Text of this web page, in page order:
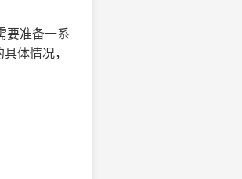
要准备一系
体情况，